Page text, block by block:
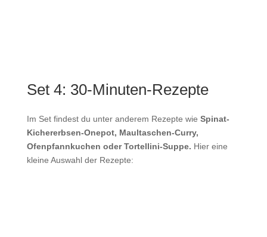
Set 4: 30-Minuten-Rezepte
Im Set findest du unter anderem Rezepte wie Spinat-
Kichererbsen-Onepot, Maultaschen-Curry,
Ofenpfannkuchen oder Tortellini-Suppe. Hier eine
kleine Auswahl der Rezepte: